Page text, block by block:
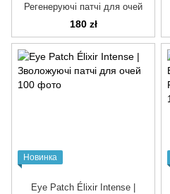
Регенеруючі патчі для очей
180 zł
Новинка
Eye Patch Élixir Intense |